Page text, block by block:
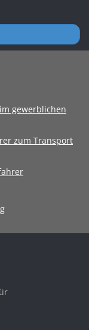
gewerblichen
zum Transport